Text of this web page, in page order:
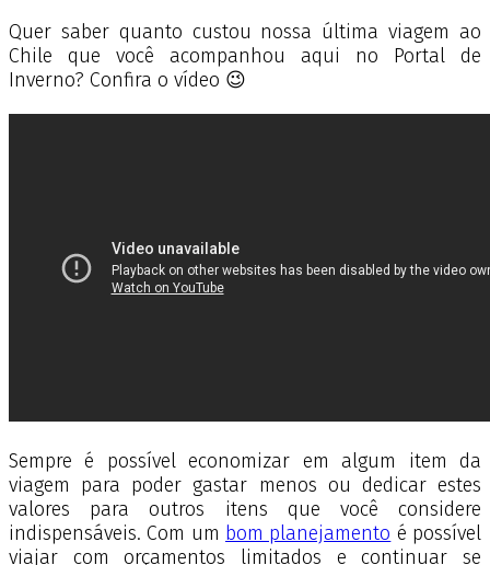
Quer saber quanto custou nossa última viagem ao
Chile que você acompanhou aqui no Portal de
Inverno? Confira o vídeo 😉
Sempre é possível economizar em algum item da
viagem para poder gastar menos ou dedicar estes
valores para outros itens que você considere
indispensáveis. Com um bom planejamento é possível
viajar com orçamentos limitados e continuar se